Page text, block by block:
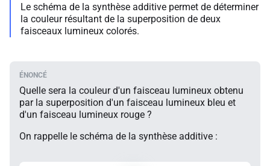
Le schéma de la synthèse additive permet de déterminer
la couleur résultant de la superposition de deux
faisceaux lumineux colorés.
Quelle sera la couleur d'un faisceau lumineux obtenu
par la superposition d'un faisceau lumineux bleu et
d'un faisceau lumineux rouge ?
On rappelle le schéma de la synthèse additive :